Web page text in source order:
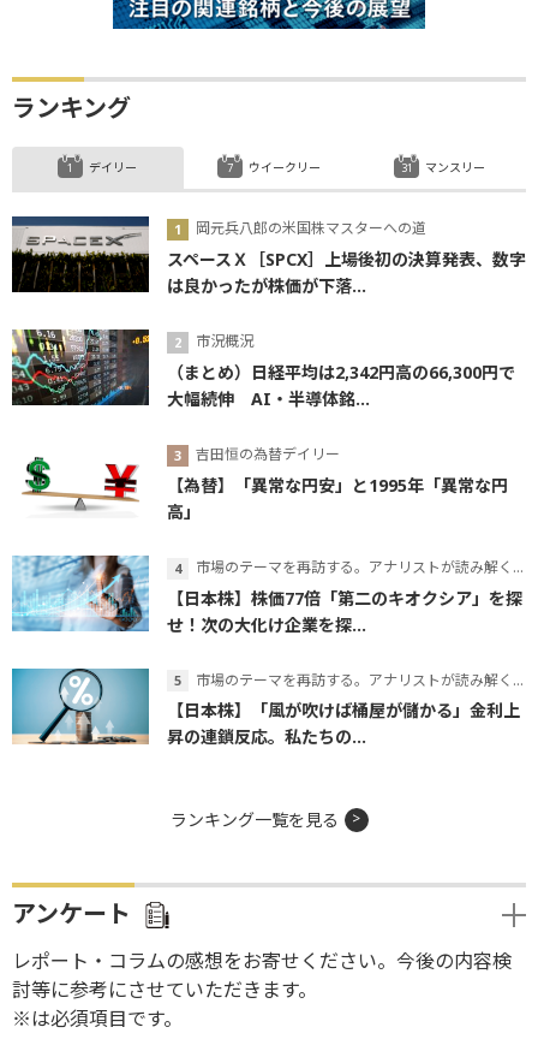
ランキング
デイリー
岡元兵八郎の米国株マスターへの道
スペースＸ［SPCX］上場後初の決算発表、数字
は良かったが株価が下落...
市況概況
（まとめ）日経平均は2,342円高の66,300円で
大幅続伸 AI・半導体銘...
吉田恒の為替デイリー
【為替】「異常な円安」と1995年「異常な円
高」
市場のテーマを再訪する。アナリストが読み解くテーマの本質
【日本株】株価77倍「第二のキオクシア」を探
せ！次の大化け企業を探...
市場のテーマを再訪する。アナリストが読み解くテーマの本質
【日本株】「風が吹けば桶屋が儲かる」金利上
昇の連鎖反応。私たちの...
ウイークリー マンスリー
ランキング一覧を見る
アンケート
レポート・コラムの感想をお寄せください。今後の内容検
討等に参考にさせていただきます。
※は必須項目です。